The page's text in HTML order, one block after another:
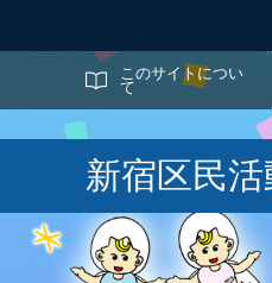
このサイトについ
て
サイト内検索
新宿区民